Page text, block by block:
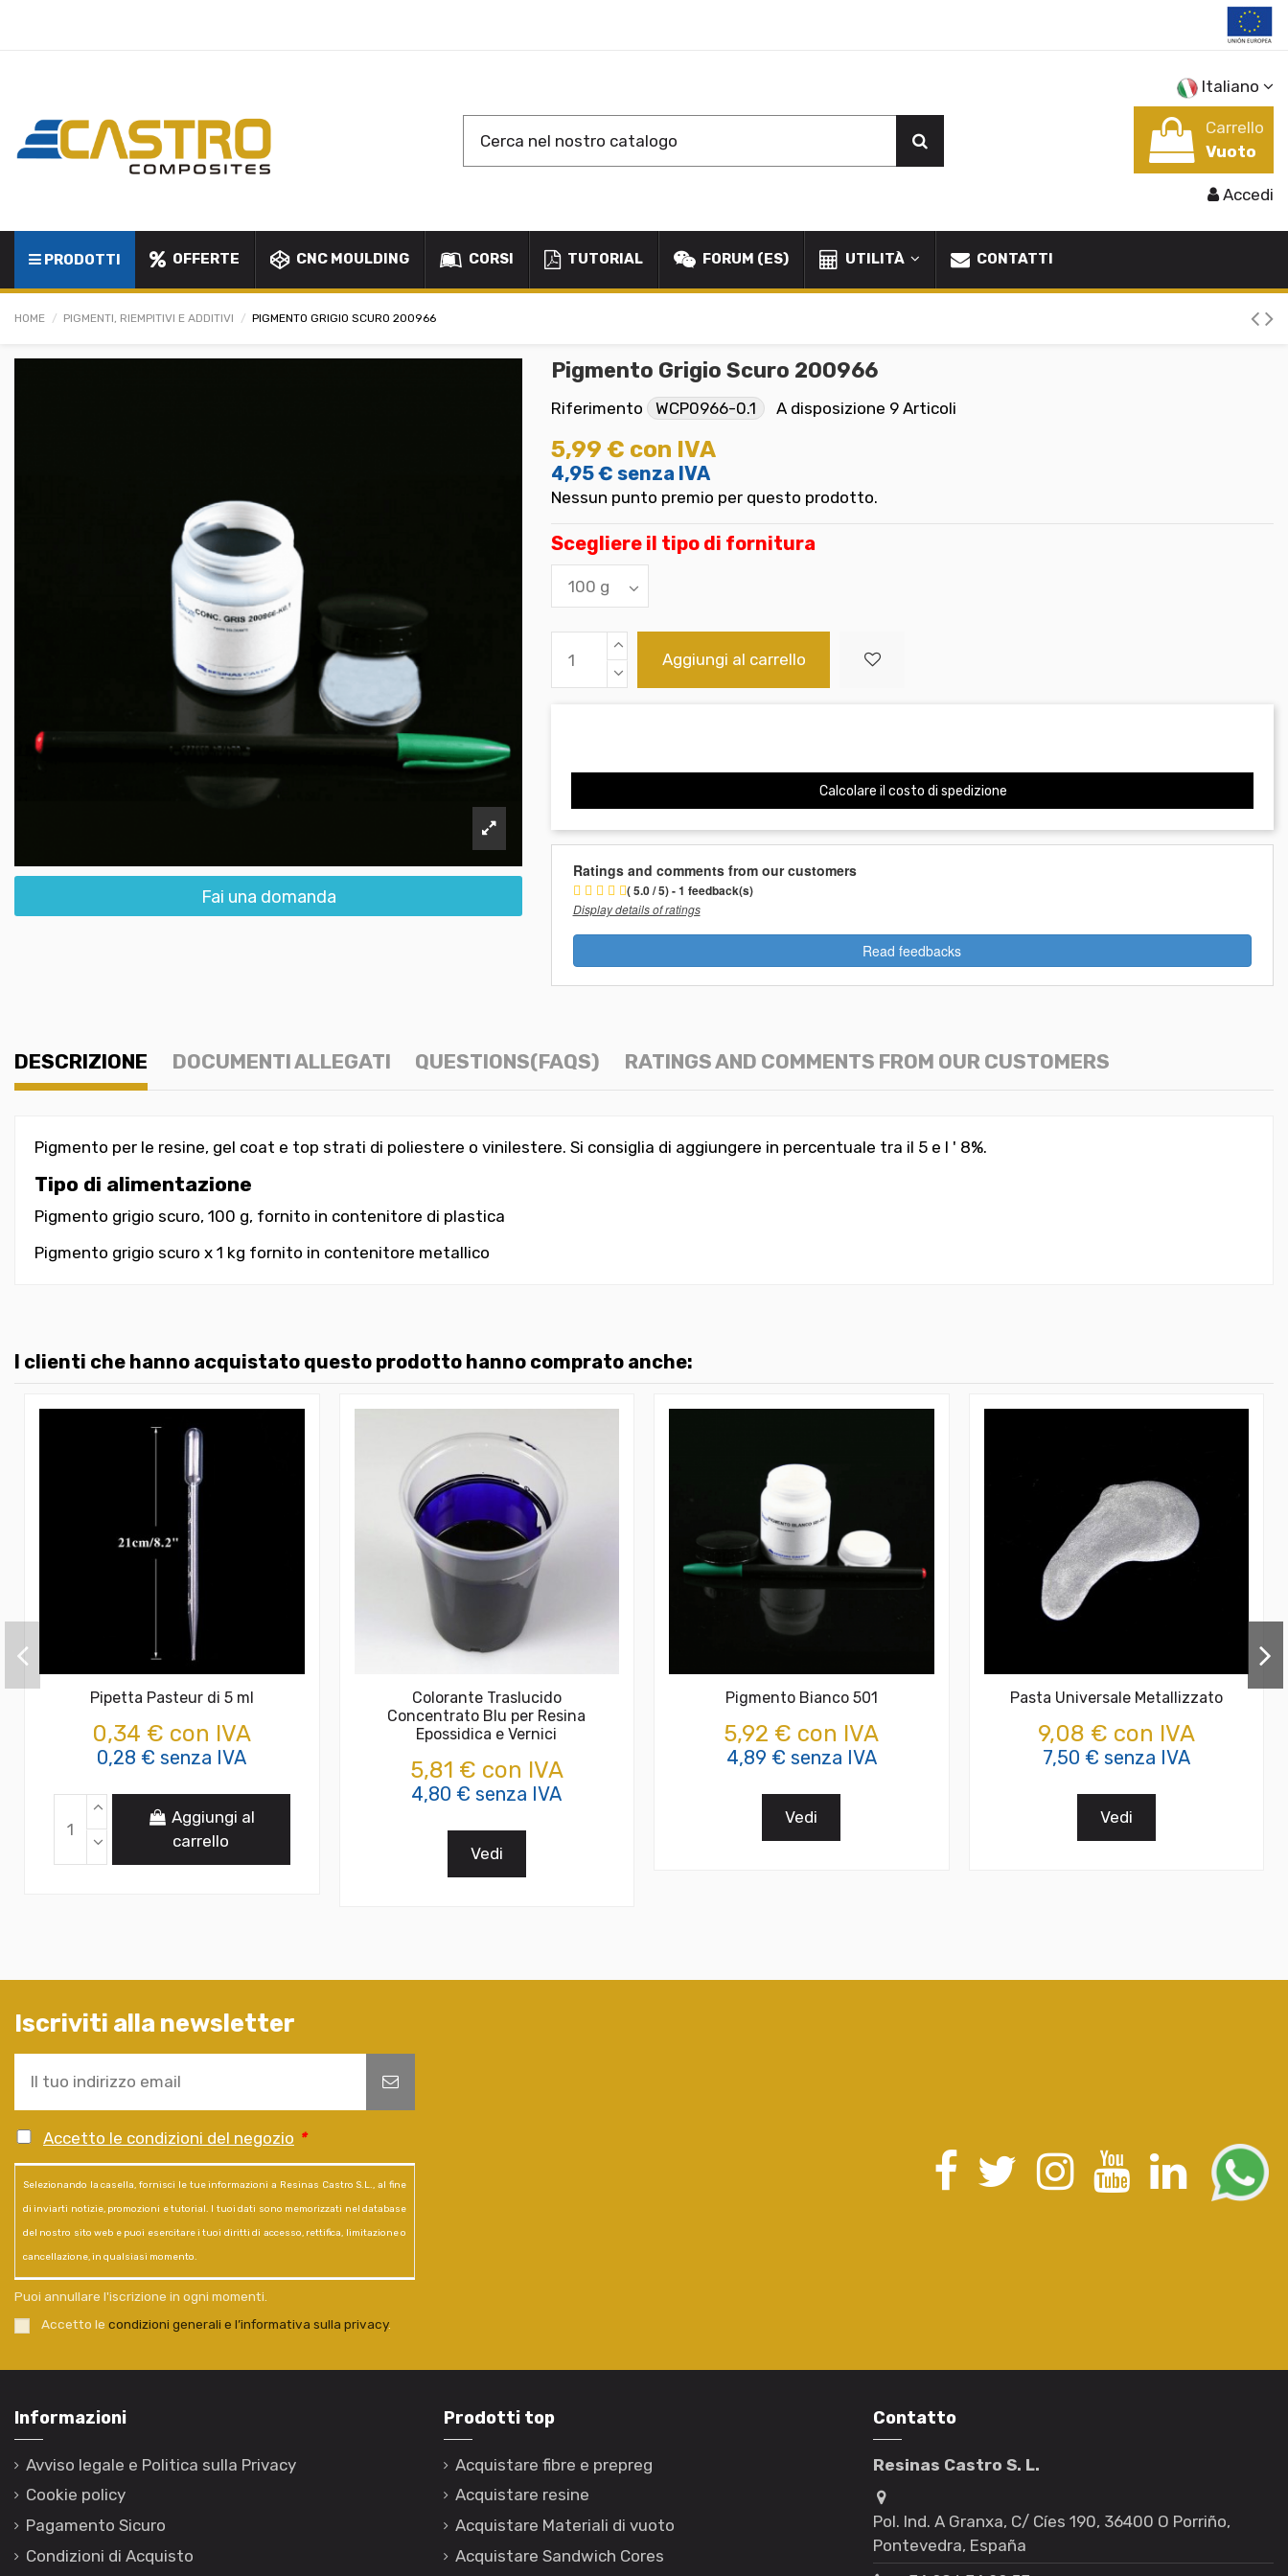
Italiano
Carrello
Vuoto
Accedi
PRODOTTI OFFERTE CNC MOULDING CORSI TUTORIAL FORUM (ES) UTILITÀ CONTATTI
HOME PIGMENTI, RIEMPITIVI E ADDITIVI PIGMENTO GRIGIO SCURO 200966
Fai una domanda
Pigmento Grigio Scuro 200966
Riferimento WCP0966-0.1 A disposizione 9 Articoli
5,99 € con IVA
4,95 € senza IVA
Nessun punto premio per questo prodotto.
Scegliere il tipo di fornitura
Aggiungi al carrello
Calcolare il costo di spedizione
Ratings and comments from our customers
( 5.0 / 5) - 1 feedback(s)
Display details of ratings
Read feedbacks
DESCRIZIONE DOCUMENTI ALLEGATI QUESTIONS(FAQS) RATINGS AND COMMENTS FROM OUR CUSTOMERS
Pigmento per le resine, gel coat e top strati di poliestere o vinilestere. Si consiglia di aggiungere in percentuale tra il 5 e l ' 8%.
Tipo di alimentazione
Pigmento grigio scuro, 100 g, fornito in contenitore di plastica
Pigmento grigio scuro x 1 kg fornito in contenitore metallico
I clienti che hanno acquistato questo prodotto hanno comprato anche:
Pipetta Pasteur di 5 ml
0,34 € con IVA
0,28 € senza IVA
Aggiungi al
carrello
Colorante Traslucido
Concentrato Blu per Resina
Epossidica e Vernici
5,81 € con IVA
4,80 € senza IVA
Vedi
Pigmento Bianco 501
5,92 € con IVA
4,89 € senza IVA
Vedi
Pasta Universale Metallizzato
9,08 € con IVA
7,50 € senza IVA
Vedi
Iscriviti alla newsletter
Accetto le condizioni del negozio *
Selezionando la casella, fornisci le tue informazioni a Resinas Castro S.L., al fine
di inviarti notizie, promozioni e tutorial. I tuoi dati sono memorizzati nel database
del nostro sito web e puoi esercitare i tuoi diritti di accesso, rettifica, limitazione o
cancellazione, in qualsiasi momento.
Puoi annullare l'iscrizione in ogni momenti.
Accetto le condizioni generali e l’informativa sulla privacy.
Informazioni
Avviso legale e Politica sulla Privacy
Cookie policy
Pagamento Sicuro
Condizioni di Acquisto
Prodotti top
Acquistare fibre e prepreg
Acquistare resine
Acquistare Materiali di vuoto
Acquistare Sandwich Cores
Contatto
Resinas Castro S. L.
Pol. Ind. A Granxa, C/ Cíes 190, 36400 O Porriño,
Pontevedra, España